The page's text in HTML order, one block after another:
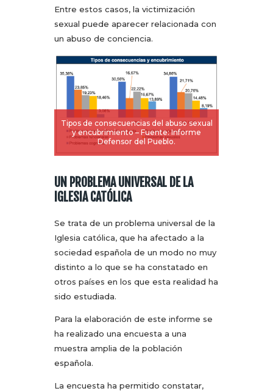
Entre estos casos, la victimización
sexual puede aparecer relacionada con
un abuso de conciencia.
Tipos de consecuencias del abuso sexual
y encubrimiento – Fuente: Informe
Defensor del Pueblo.
UN PROBLEMA UNIVERSAL DE LA
IGLESIA CATÓLICA
Se trata de un problema universal de la
Iglesia católica, que ha afectado a la
sociedad española de un modo no muy
distinto a lo que se ha constatado en
otros países en los que esta realidad ha
sido estudiada.
Para la elaboración de este informe se
ha realizado una encuesta a una
muestra amplia de la población
española.
La encuesta ha permitido constatar,